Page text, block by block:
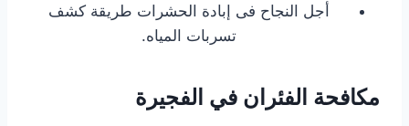
أجل النجاح فى إبادة الحشرات طريقة كشف
تسربات المياه.
مكافحة الفئران في الفجيرة